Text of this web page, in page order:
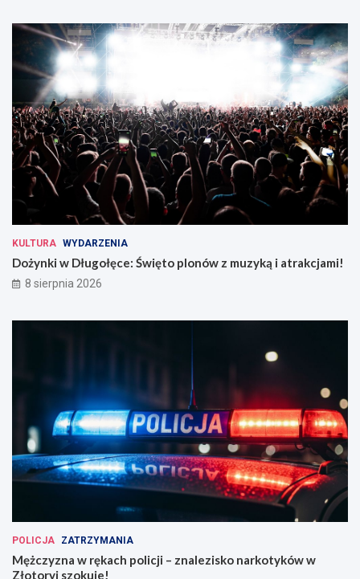
KULTURA WYDARZENIA
Dożynki w Długołęce: Święto plonów z muzyką i atrakcjami!
8 sierpnia 2026
POLICJA ZATRZYMANIA
Mężczyzna w rękach policji – znalezisko narkotyków w
Złotoryi szokuje!